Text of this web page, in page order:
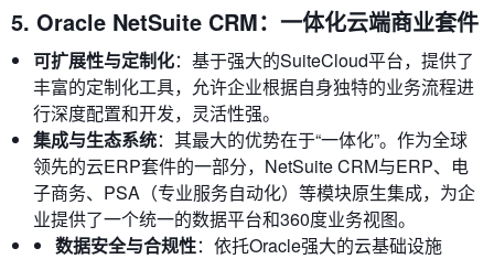
5. Oracle NetSuite CRM：一体化云端商业套件
可扩展性与定制化：基于强大的SuiteCloud平台，提供了
丰富的定制化工具，允许企业根据自身独特的业务流程进
行深度配置和开发，灵活性强。
集成与生态系统：其最大的优势在于“一体化”。作为全球
领先的云ERP套件的一部分，NetSuite CRM与ERP、电
子商务、PSA（专业服务自动化）等模块原生集成，为企
业提供了一个统一的数据平台和360度业务视图。
数据安全与合规性：依托Oracle强大的云基础设施